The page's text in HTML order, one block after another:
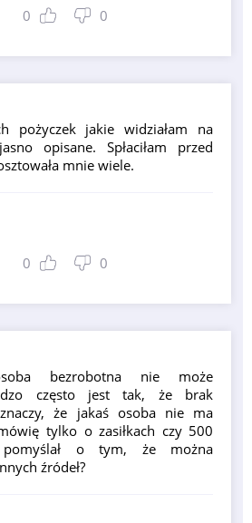
0 0
pożyczek jakie widziałam na
opisane. Spłaciłam przed
mnie wiele.
0 0
bezrobotna nie może
często jest tak, że brak
że jakaś osoba nie ma
tylko o zasiłkach czy 500
o tym, że można
źródeł?